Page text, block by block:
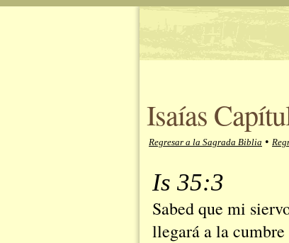
Isaías
Regresar a la Sagrada Biblia •
Is 35:3
Sabed que mi
llegará a la